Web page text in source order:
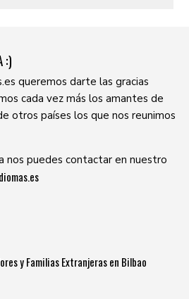
:)
queremos darte las gracias
cada vez más los amantes de
otros países los que nos reunimos
nos puedes contactar en nuestro
y Familias Extranjeras en Bilbao